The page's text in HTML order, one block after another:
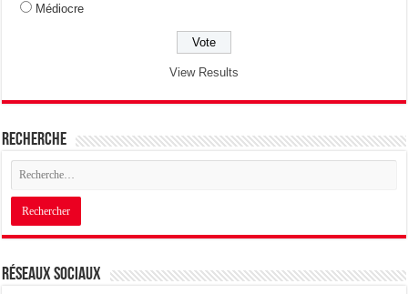
Médiocre
View Results
Recherche
Réseaux sociaux